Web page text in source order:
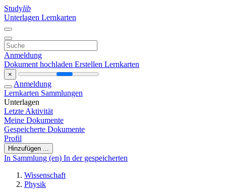
Studylib
Unterlagen Lernkarten
Anmeldung
Dokument hochladen Erstellen Lernkarten
×
Anmeldung
Lernkarten Sammlungen
Unterlagen
Letzte Aktivität
Meine Dokumente
Gespeicherte Dokumente
Profil
Hinzufügen ...
In Sammlung (en) In der gespeicherten
Wissenschaft
Physik